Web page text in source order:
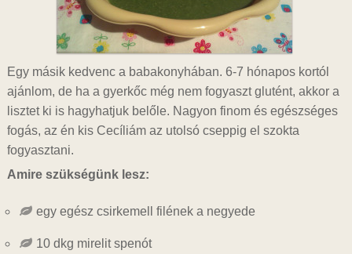
Egy másik kedvenc a babakonyhában. 6-7 hónapos kortól
ajánlom, de ha a gyerkőc még nem fogyaszt glutént, akkor a
lisztet ki is hagyhatjuk belőle. Nagyon finom és egészséges
fogás, az én kis Cecíliám az utolsó cseppig el szokta
fogyasztani.
Amire szükségünk lesz:
egy egész csirkemell filének a negyede
10 dkg mirelit spenót